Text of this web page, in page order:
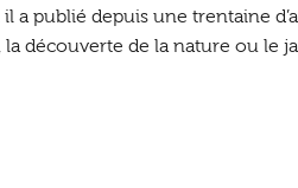
il a publié depuis une trentaine
la découverte de la nature ou le